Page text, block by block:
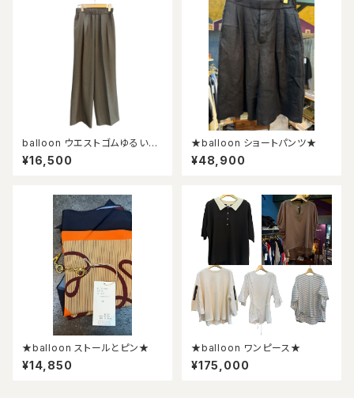
balloon ウエストゴムゆるいバ
レルパンツ★
¥16,500
★balloon ショートパンツ★
¥48,900
★balloon ストールとピン★
¥14,850
★balloon ワンピース★
¥175,000